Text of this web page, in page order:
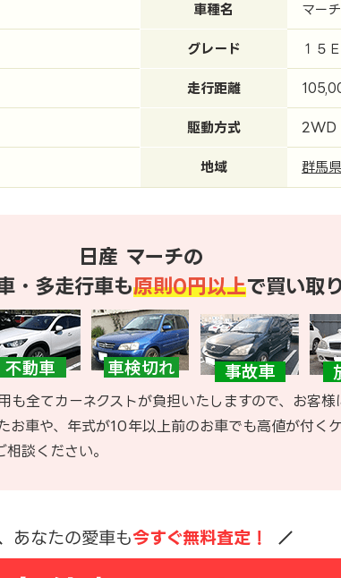
車種名 マーチ
グレード １５Ｅ
走行距離
駆動方式 2WD
地域 群馬県
日産 マーチの
・多走行車も原則0円以上で買い取
も全てカーネクストが負担いたしますので、お客
車や、年式が10年以上前のお車でも高値が付く
談ください。
あなたの愛車も今すぐ無料査定！